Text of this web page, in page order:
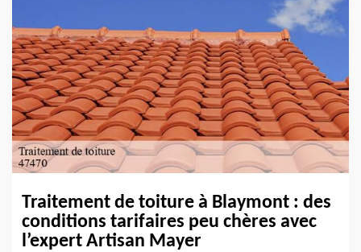
Traitement de toiture à Blaymont : des
conditions tarifaires peu chères avec
l’expert Artisan Mayer